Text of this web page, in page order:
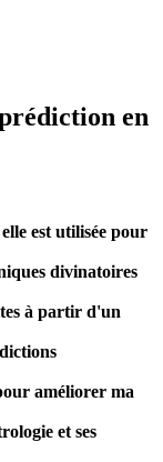
en
est utilisée pour
divinatoires
à partir d'un
améliorer ma
et ses